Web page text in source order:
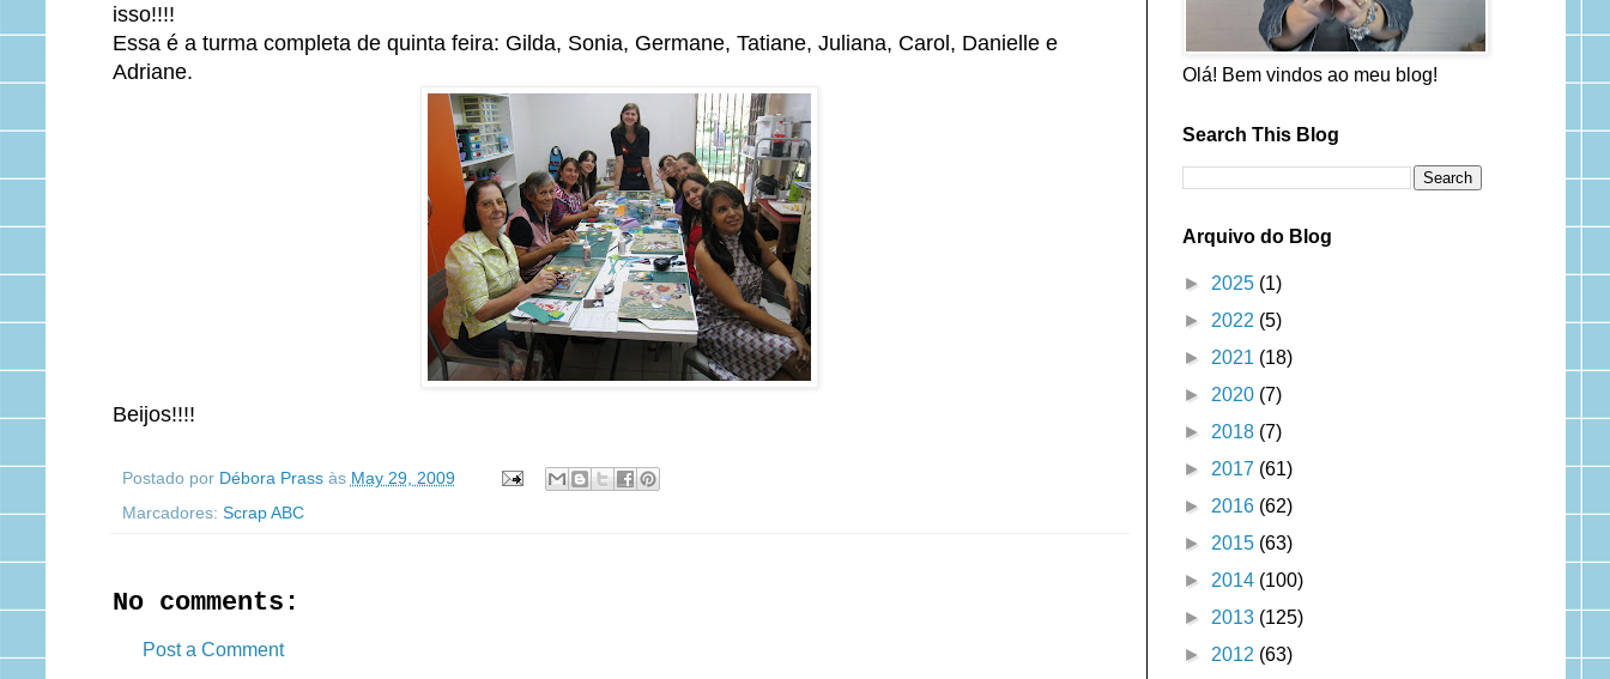
isso!!!!
Essa é a turma completa de quinta feira: Gilda, Sonia, Germane, Tatiane, Juliana, Carol, Danielle e
Adriane.
Beijos!!!!
Postado por Débora Prass às May 29, 2009
Marcadores: Scrap ABC
No comments:
Post a Comment
Olá! Bem vindos ao meu blog!
Search This Blog
Arquivo do Blog
► 2025 (1)
► 2022 (5)
► 2021 (18)
► 2020 (7)
► 2018 (7)
► 2017 (61)
► 2016 (62)
► 2015 (63)
► 2014 (100)
► 2013 (125)
► 2012 (63)